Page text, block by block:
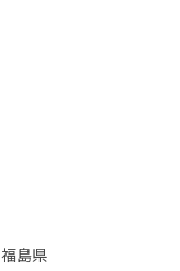
福島県